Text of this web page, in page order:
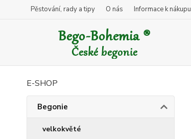
Pěstování, rady a tipy O nás Informace k nákupu
E-SHOP
Begonie
velkokvěté